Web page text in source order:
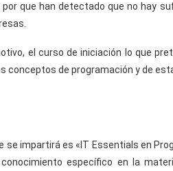
por que han detectado que no hay
el curso de iniciación lo que
conceptos de programación y de
se impartirá es «IT Essentials en
específico en la